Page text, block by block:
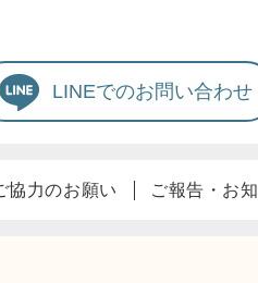
LINEでのお問い合わせ
協力のお願い ご報告・お